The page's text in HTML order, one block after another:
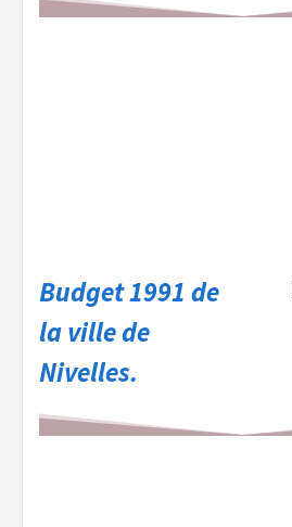
Budget 1991 de
la ville de
Nivelles.